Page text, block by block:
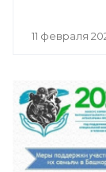
11 февраля